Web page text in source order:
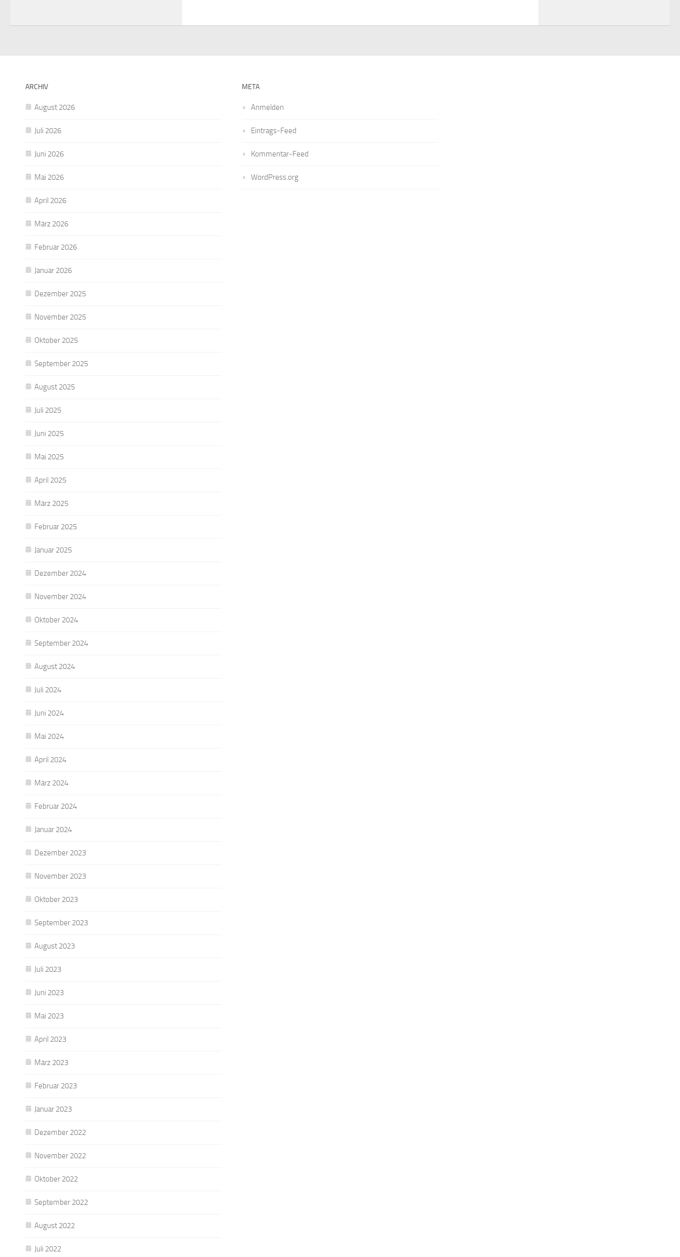
ARCHIV
August 2026
Juli 2026
Juni 2026
Mai 2026
April 2026
März 2026
Februar 2026
Januar 2026
Dezember 2025
November 2025
Oktober 2025
September 2025
August 2025
Juli 2025
Juni 2025
Mai 2025
April 2025
März 2025
Februar 2025
Januar 2025
Dezember 2024
November 2024
Oktober 2024
September 2024
August 2024
Juli 2024
Juni 2024
Mai 2024
April 2024
März 2024
Februar 2024
Januar 2024
Dezember 2023
November 2023
Oktober 2023
September 2023
August 2023
Juli 2023
Juni 2023
Mai 2023
April 2023
März 2023
Februar 2023
Januar 2023
Dezember 2022
November 2022
Oktober 2022
September 2022
August 2022
Juli 2022
META
Anmelden
Eintrags-Feed
Kommentar-Feed
WordPress.org